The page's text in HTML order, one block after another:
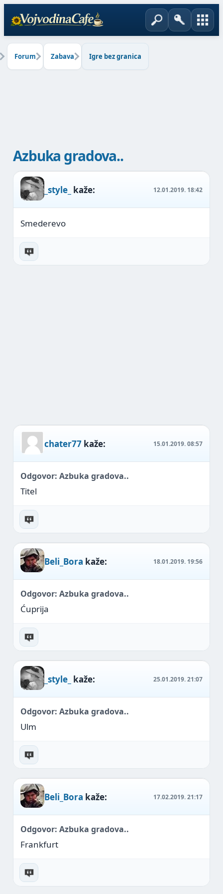
Forum Zabava Igre bez granica
Azbuka gradova..
_style_ kaže: 12.01.2019. 18:42
Smederevo
chater77 kaže: 15.01.2019.08:57
Odgovor: Azbuka gradova..
Titel
Beli_Bora kaže: 18.01.2019. 19:56
Odgovor: Azbuka gradova..
Ćuprija
_style_ kaže: 25.01.2019.21:07
Odgovor: Azbuka gradova..
Ulm
Beli_Bora kaže: 17.02.2019.21:17
Odgovor: Azbuka gradova..
Frankfurt